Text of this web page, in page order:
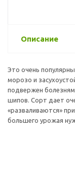
Описание
Это очень
морозо и
подвержен болезням
шипов. Сорт дает
«разваливаются»
большего урожая